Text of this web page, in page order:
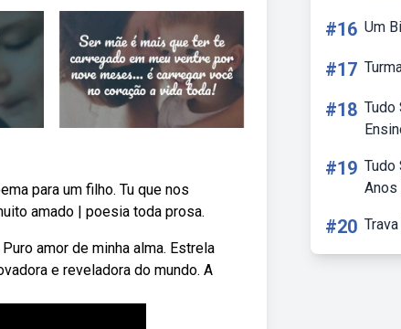
para um filho. Tu que nos
amado | poesia toda prosa.
amor de minha alma. Estrela
e reveladora do mundo. A
#16 Um
#17
#18 Tudo
#19 Tudo
Anos
#20